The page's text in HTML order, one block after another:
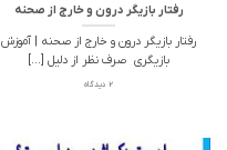
رفتار بازیگر درون و خارج از صحنه
رفتار بازیگر درون و خارج از صحنه | آموزش
بازیگری صرف نظر از دلیل [...]
2 دیدگاه